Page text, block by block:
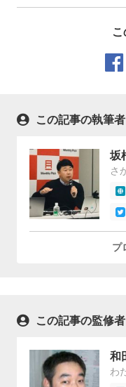
この記事の執筆者
坂
さ
プ
この記事の監修者
和
わ